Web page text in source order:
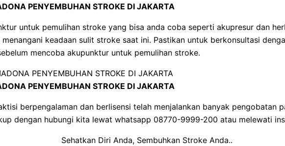
PENYEMBUHAN STROKE DI JAKARTA
untuk pemulihan stroke yang bisa anda coba seperti akupresur dan
keadaan sulit stroke saat ini. Pastikan untuk berkonsultasi
mencoba akupunktur untuk pemulihan stroke.
PENYEMBUHAN STROKE DI JAKARTA
berpengalaman dan berlisensi telah menjalankan banyak pengobatan
dengan hubungi kita lewat whatsapp 08770-9999-200 atau melewati
Sehatkan Diri Anda, Sembuhkan Stroke Anda..